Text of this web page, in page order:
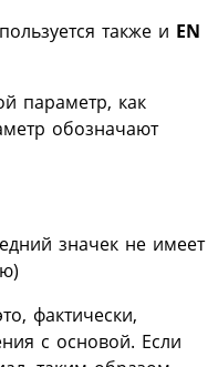
также и EN
параметр, как
обозначают
значек не имеет
фактически,
с основой. Если